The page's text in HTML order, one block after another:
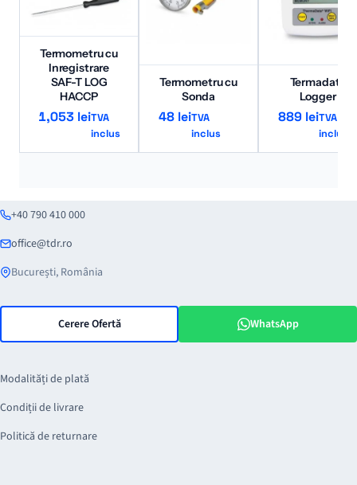
Termometru cu
Inregistrare
SAF-T LOG
HACCP
1,053 leiTVA
inclus
Termometru cu
Sonda
48 leiTVA
inclus
Termadata
Logger
889 leiTVA
inclus
+40 790 410 000
office@tdr.ro
București, România
Cerere Ofertă WhatsApp
Modalități de plată
Condiții de livrare
Politică de returnare